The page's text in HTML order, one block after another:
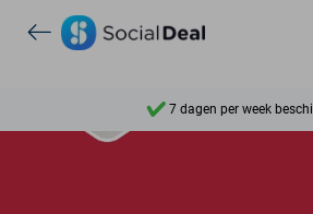
7 dagen per week